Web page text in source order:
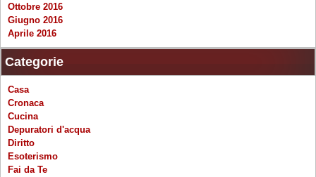
Ottobre 2016
Giugno 2016
Aprile 2016
Categorie
Casa
Cronaca
Cucina
Depuratori d'acqua
Diritto
Esoterismo
Fai da Te